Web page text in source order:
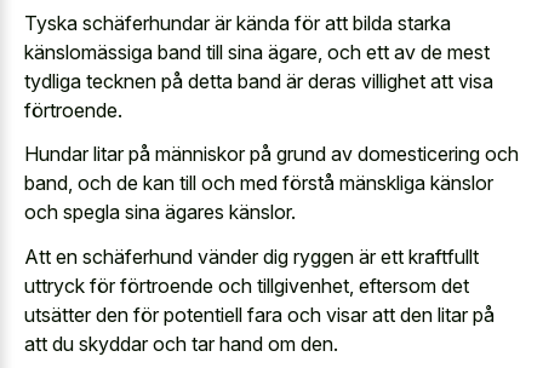
Tyska schäferhundar är kända för att bilda starka
känslomässiga band till sina ägare, och ett av de mest
tydliga tecknen på detta band är deras villighet att visa
förtroende.
Hundar litar på människor på grund av domesticering och
band, och de kan till och med förstå mänskliga känslor
och spegla sina ägares känslor.
Att en schäferhund vänder dig ryggen är ett kraftfullt
uttryck för förtroende och tillgivenhet, eftersom det
utsätter den för potentiell fara och visar att den litar på
att du skyddar och tar hand om den.